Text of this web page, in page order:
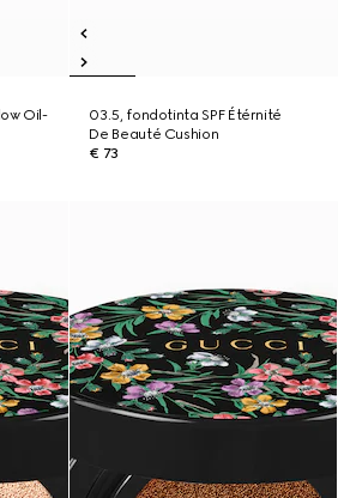
Oil-
03.5, fondotinta SPF Étérnité
De Beauté Cushion
€ 73